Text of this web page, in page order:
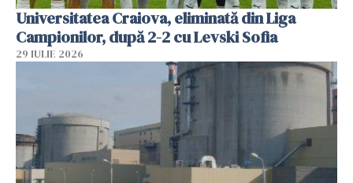
Universitatea Craiova, eliminată din Liga
Campionilor, după 2-2 cu Levski Sofia
29 IULIE 2026